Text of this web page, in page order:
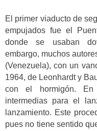
El primer viaducto de
empujados fue el
donde se usaban
embargo, muchos
(Venezuela), con un
1964, de Leonhardt y
con el hormigón.
intermedias para el
lanzamiento. Este
pues no tiene sentido